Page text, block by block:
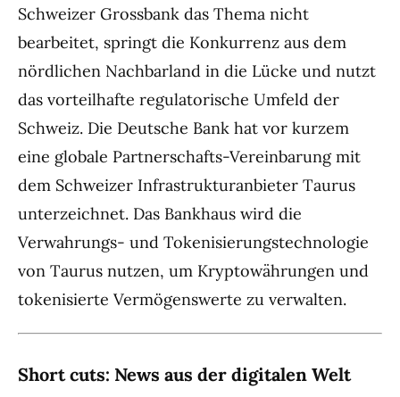
Schweizer Grossbank das Thema nicht
bearbeitet, springt die Konkurrenz aus dem
nördlichen Nachbarland in die Lücke und nutzt
das vorteilhafte regulatorische Umfeld der
Schweiz. Die Deutsche Bank hat vor kurzem
eine globale Partnerschafts-Vereinbarung mit
dem Schweizer Infrastrukturanbieter Taurus
unterzeichnet. Das Bankhaus wird die
Verwahrungs- und Tokenisierungstechnologie
von Taurus nutzen, um Kryptowährungen und
tokenisierte Vermögenswerte zu verwalten.
Short cuts: News aus der digitalen Welt